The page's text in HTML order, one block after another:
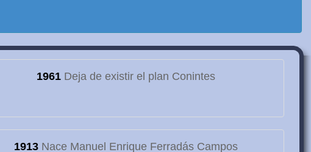
1961Deja de existir el plan Conintes
1913Nace Manuel Enrique Ferradás Campos